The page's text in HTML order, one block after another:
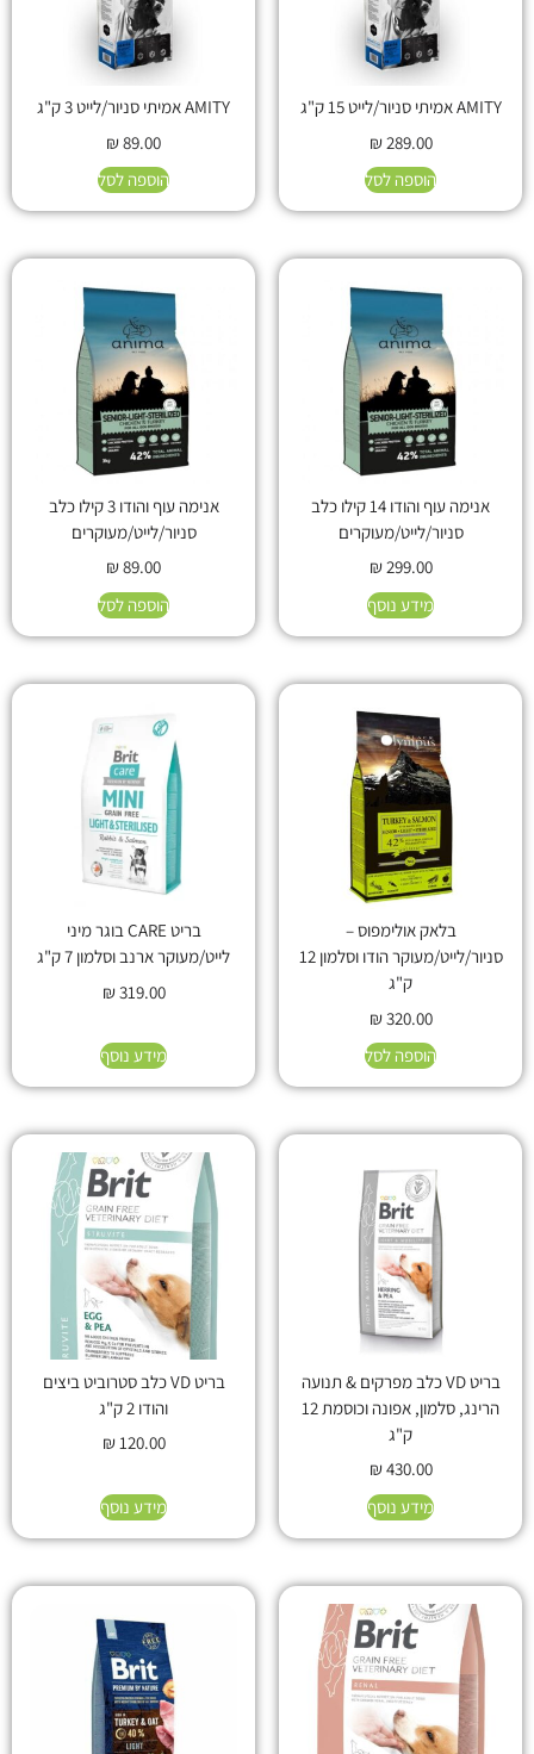
AMITY אמיתי סניור/לייט 15 ק"ג
₪289.00
הוספה לסל
AMITY אמיתי סניור/לייט 3 ק"ג
₪89.00
הוספה לסל
אנימה עוף והודו 14 קילו כלב
סניור/לייט/מעוקרים
₪299.00
מידע נוסף
אנימה עוף והודו 3 קילו כלב
סניור/לייט/מעוקרים
₪89.00
הוספה לסל
בלאק אולימפוס –
סניור/לייט/מעוקר הודו וסלמון 12
ק"ג
₪320.00
הוספה לסל
בריט CARE בוגר מיני
לייט/מעוקר ארנב וסלמון 7 ק"ג
₪319.00
מידע נוסף
בריט VD כלב מפרקים & תנועה
הרינג, סלמון, אפונה וכוסמת 12
ק"ג
₪430.00
מידע נוסף
בריט VD כלב סטרוביט ביצים
והודו 2 ק"ג
₪120.00
מידע נוסף